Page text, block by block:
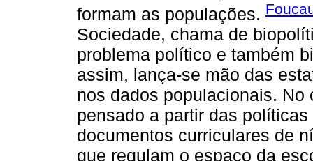
formam as populações.
Sociedade, chama de
problema político e também
assim, lança-se mão das
nos dados populacionais.
pensado a partir das
documentos curriculares de
que regulam o espaço da